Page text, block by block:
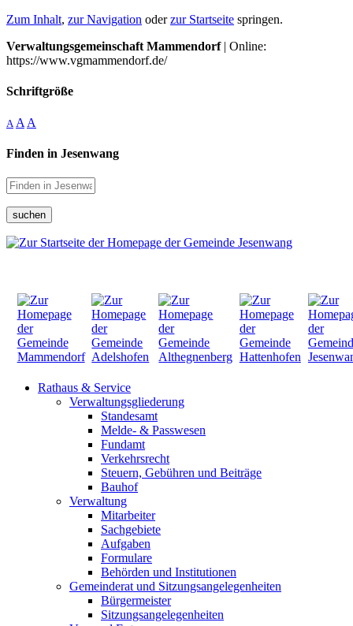
Zum Inhalt, zur Navigation oderzur Startseite springen.
Verwaltungsgemeinschaft Mammendorf| Online:
https://www.vgmammendorf.de/
Schriftgröße
A A A
Finden in Jesenwang
suchen
Rathaus & Service
Verwaltungsgliederung
Standesamt
Melde- & Passwesen
Fundamt
Verkehrsrecht
Steuern, Gebühren und Beiträge
Bauhof
Verwaltung
Mitarbeiter
Sachgebiete
Aufgaben
Formulare
Behörden und Institutionen
Gemeinderat und Sitzungsangelegenheiten
Bürgermeister
Sitzungsangelegenheiten